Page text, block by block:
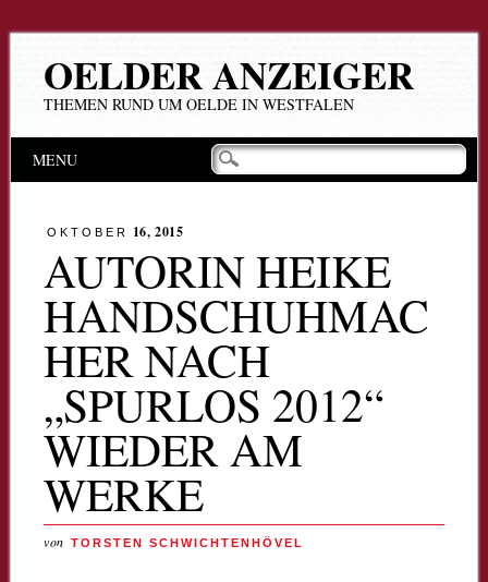
OELDER ANZEIGER
THEMEN RUND UM OELDE IN WESTFALEN
Hauptmenü
Inhalt
MENU
OKTOBER 16, 2015
AUTORIN HEIKE
HANDSCHUHMAC
HER NACH
„SPURLOS 2012“
WIEDER AM
WERKE
von TORSTEN SCHWICHTENHÖVEL